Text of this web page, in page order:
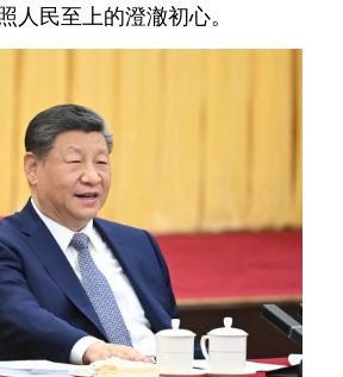
民至上的澄澈初心。